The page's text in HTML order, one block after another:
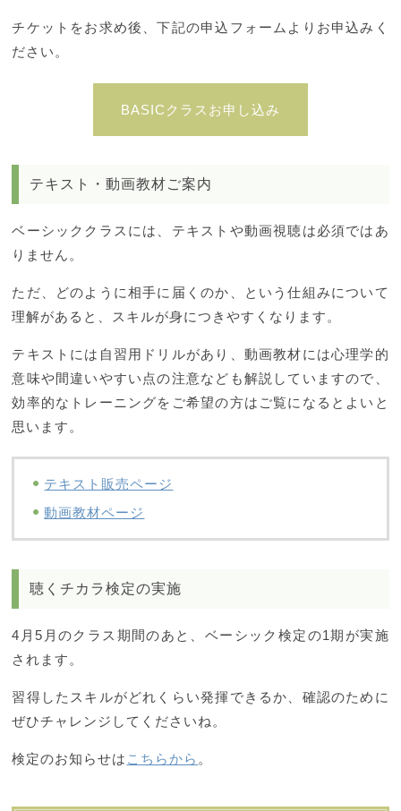
チケットをお求め後、下記の申込フォームよりお申込みく
ださい。
BASICクラスお申し込み
テキスト・動画教材ご案内
ベーシッククラスには、テキストや動画視聴は必須ではあ
りません。
ただ、どのように相手に届くのか、という仕組みについて
理解があると、スキルが身につきやすくなります。
テキストには自習用ドリルがあり、動画教材には心理学的
意味や間違いやすい点の注意なども解説していますので、
効率的なトレーニングをご希望の方はご覧になるとよいと
思います。
テキスト販売ページ
動画教材ページ
聴くチカラ検定の実施
4月5月のクラス期間のあと、ベーシック検定の1期が実施
されます。
習得したスキルがどれくらい発揮できるか、確認のために
ぜひチャレンジしてくださいね。
検定のお知らせは こちらから 。